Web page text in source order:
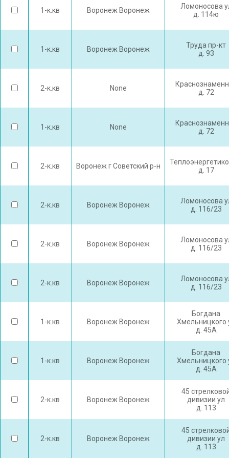
1-к.кв Воронеж Воронеж
Ломоносова
д. 114ю
1-к.кв Воронеж Воронеж
Труда пр-кт
д. 93
2-к.кв None
д. 72
1-к.кв None
д. 72
2-к.кв Воронеж г Советский р-н
д. 17
2-к.кв Воронеж Воронеж
Ломоносова
д. 116/23
2-к.кв Воронеж Воронеж
Ломоносова
д. 116/23
2-к.кв Воронеж Воронеж
Ломоносова
д. 116/23
1-к.кв Воронеж Воронеж
Богдана
Хмельницкого
д. 45А
1-к.кв Воронеж Воронеж
Богдана
Хмельницкого
д. 45А
2-к.кв Воронеж Воронеж
45
дивизии ул
д. 113
2-к.кв Воронеж Воронеж
45
дивизии ул
д. 113